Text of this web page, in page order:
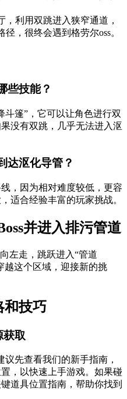
利用双跳进入狭窄通道，
，很终会遇到格劳尔oss。
些技能？
斗篷”，它可以让角色进行双
没有双跳，几乎无法进入沤
达沤化导管？
，因为相对难度较低，更容
适合经验丰富的玩家挑战。
并进入排污管道
左走，跳跃进入“管道
越这个区域，迎接新的挑
和技巧
获取
议先查看我们的新手指南，
，以快速上手游戏。如果碰
道具位置指南，帮助你找到